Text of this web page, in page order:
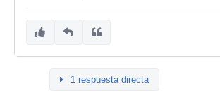
1 respuesta directa